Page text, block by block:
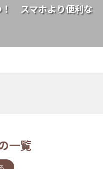
！ スマホより便利な
一覧